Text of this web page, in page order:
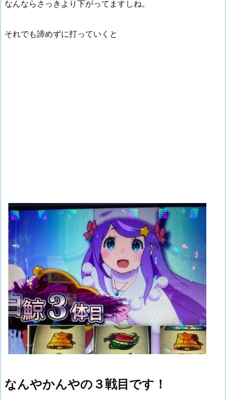
なんならさっきより下がってますしね。
それでも諦めずに打っていくと
なんやかんやの３戦目です！